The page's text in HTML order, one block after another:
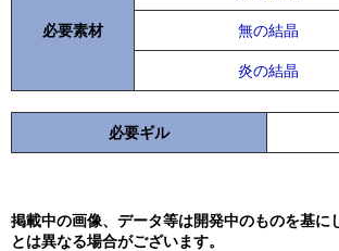
必要素材 無の結晶
炎の結晶
必要ギル
掲載中の画像、データ等は開発中のものを基に
とは異なる場合がございます。